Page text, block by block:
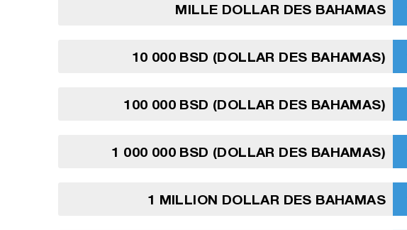
MILLE DOLLAR DES BAHAMAS
10 000 BSD (DOLLAR DES BAHAMAS)
100 000 BSD (DOLLAR DES BAHAMAS)
1 000 000 BSD (DOLLAR DES BAHAMAS)
1 MILLION DOLLAR DES BAHAMAS